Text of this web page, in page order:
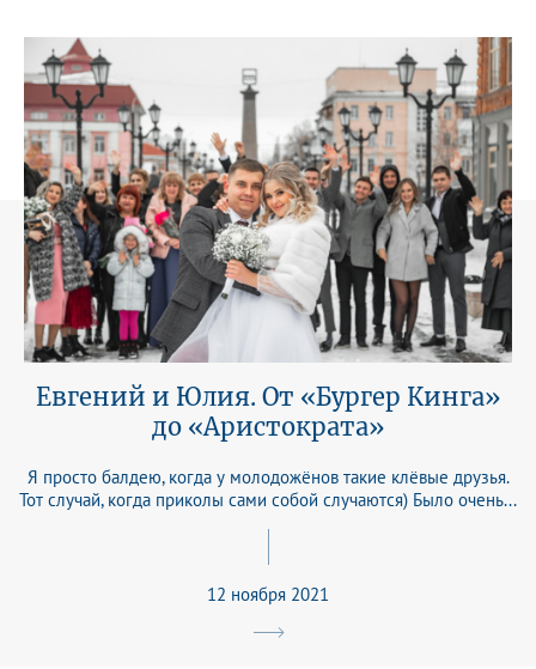
Евгений и Юлия. От «Бургер Кинга»
до «Аристократа»
Я просто балдею, когда у молодожёнов такие клёвые друзья.
Тот случай, когда приколы сами собой случаются) Было очень...
12 ноября 2021